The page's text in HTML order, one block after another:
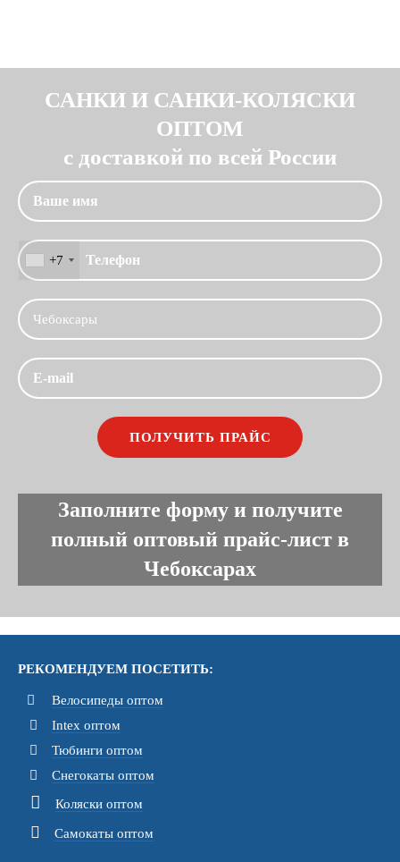
САНКИ И САНКИ-КОЛЯСКИ
ОПТОМ
с доставкой по всей России
+7
Заполните форму и получите
полный оптовый прайс-лист в
Чебоксарах
РЕКОМЕНДУЕМ ПОСЕТИТЬ:
Велосипеды оптом
Intex оптом
Тюбинги оптом
Снегокаты оптом
Коляски оптом
Самокаты оптом